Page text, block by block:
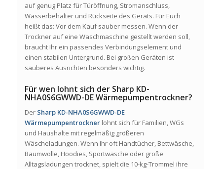
auf genug Platz für Türöffnung, Stromanschluss,
Wasserbehälter und Rückseite des Geräts. Für Euch
heißt das: Vor dem Kauf sauber messen. Wenn der
Trockner auf eine Waschmaschine gestellt werden soll,
braucht Ihr ein passendes Verbindungselement und
einen stabilen Untergrund. Bei großen Geräten ist
sauberes Ausrichten besonders wichtig.
Für wen lohnt sich der Sharp KD-
NHA0S6GWWD-DE Wärmepumpentrockner?
Der Sharp KD-NHA0S6GWWD-DE
Wärmepumpentrocknerlohnt sich für Familien, WGs
und Haushalte mit regelmäßig größeren
Wäscheladungen. Wenn Ihr oft Handtücher, Bettwäsche,
Baumwolle, Hoodies, Sportwäsche oder große
Alltagsladungen trocknet, spielt die 10-kg-Trommel ihre